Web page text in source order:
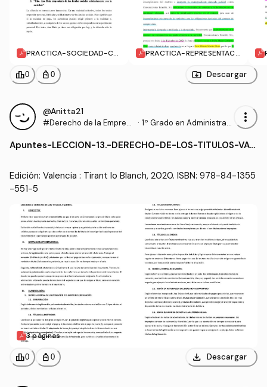
PRACTICA-SOCIEDAD-CO
PRACTICA-REPRESENTACI
leaderboard0 personal_bag 0 Descargar
@Anitta21
#Derecho de la Empres
· 1º Grado en Administraci
sas (UA)
more_vert
Apuntes-LECCION-13.-DERECHO-DE-LOS-TITULOS-VAL
Edición: Valencia : Tirant lo Blanch, 2020. ISBN: 978-84-1355
-551-5
3 páginas
leaderboard0 personal_bag 0 download Descargar